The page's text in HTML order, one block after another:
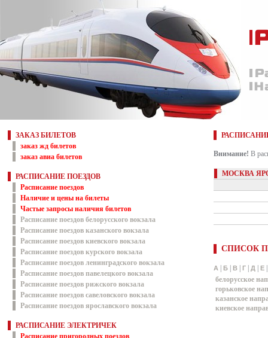
ЗАКАЗ БИЛЕТОВ
заказ жд билетов
заказ авиа билетов
РАСПИСАНИЕ ПОЕЗДОВ
Расписание поездов
Наличие и цены на билеты
Частые запросы наличия билетов
Расписание поездов белорусского вокзала
Расписание поездов казанского вокзала
Расписание поездов киевского вокзала
Расписание поездов курского вокзала
Расписание поездов ленинградского вокзала
Расписание поездов павелецкого вокзала
Расписание поездов рижского вокзала
Расписание поездов савеловского вокзала
Расписание поездов ярославского вокзала
РАСПИСАНИЕ ЭЛЕКТРИЧЕК
Расписание пригородных поездов
Внимание! В
МОСКВА
СПИСОК
А Б В Г Д Е
белорусское
горьковское
казанское
киевское